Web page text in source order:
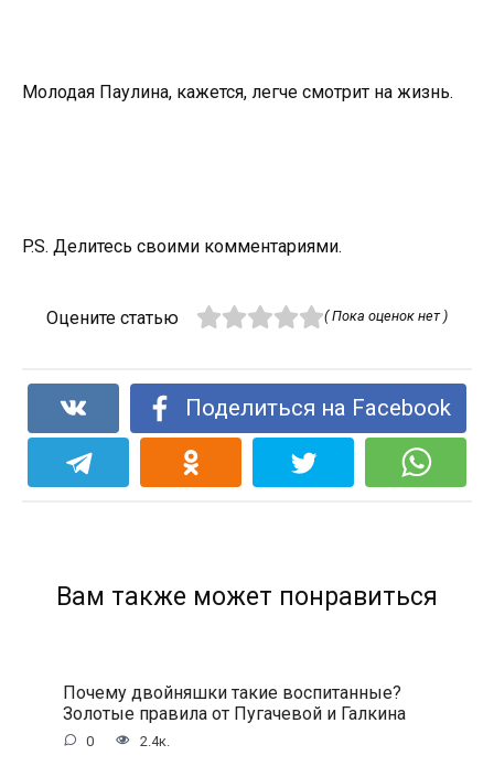
Молодая Паулина, кажется, легче смотрит на жизнь.
P.S. Делитесь своими комментариями.
Оцените статью ( Пока оценок нет )
Поделиться на Facebook
Вам также может понравиться
Почему двойняшки такие воспитанные?
Золотые правила от Пугачевой и Галкина
0 2.4к.